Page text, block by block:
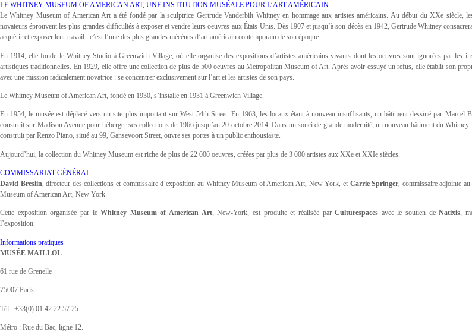
LE WHITNEY MUSEUM OF AMERICAN ART, UNE INSTITUTION MUSÉALE POUR L’ART AMÉRICAIN
Le Whitney Museum of American Art a été fondé par la sculptrice Gertrude Vanderbilt Whitney en hommage aux artistes américains. Au début du XXe siècle,
novateurs éprouvent les plus grandes difficultés à exposer et vendre leurs oeuvres aux États-Unis. Dès 1907 et jusqu’à son décès en 1942, Gertrude Whitney
acquérir et exposer leur travail : c’est l’une des plus grandes mécènes d’art américain contemporain de son époque.
En 1914, elle fonde le Whitney Studio à Greenwich Village, où elle organise des expositions d’artistes américains vivants dont les oeuvres sont ignorées par les
artistiques traditionnelles. En 1929, elle offre une collection de plus de 500 oeuvres au Metropolitan Museum of Art. Après avoir essuyé un refus, elle établit son
avec une mission radicalement novatrice : se concentrer exclusivement sur l’art et les artistes de son pays.
Le Whitney Museum of American Art, fondé en 1930, s’installe en 1931 à Greenwich Village.
En 1954, le musée est déplacé vers un site plus important sur West 54th Street. En 1963, les locaux étant à nouveau insuffisants, un bâtiment dessiné par Marcel
construit sur Madison Avenue pour héberger ses collections de 1966 jusqu’au 20 octobre 2014. Dans un souci de grande modernité, un nouveau bâtiment du Whitney
construit par Renzo Piano, situé au 99, Gansevoort Street, ouvre ses portes à un public enthousiaste.
Aujourd’hui, la collection du Whitney Museum est riche de plus de 22 000 oeuvres, créées par plus de 3 000 artistes aux XXe et XXIe siècles.
COMMISSARIAT GÉNÉRAL
David Breslin, directeur des collections et commissaire d’exposition au Whitney Museum of American Art, New York, et Carrie Springer, commissaire adjointe
Museum of American Art, New York.
Cette exposition organisée par leWhitney Museum of American Art, New-York, est produite et réalisée parCulturespaces avec le soutien deNatixis,
l’exposition.
Informations pratiques
MUSÉE MAILLOL
61 rue de Grenelle
75007 Paris
Tél : +33(0) 01 42 22 57 25
Métro : Rue du Bac, ligne 12.